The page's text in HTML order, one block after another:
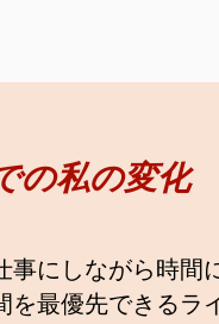
の私の変化
事にしながら時
を最優先できる